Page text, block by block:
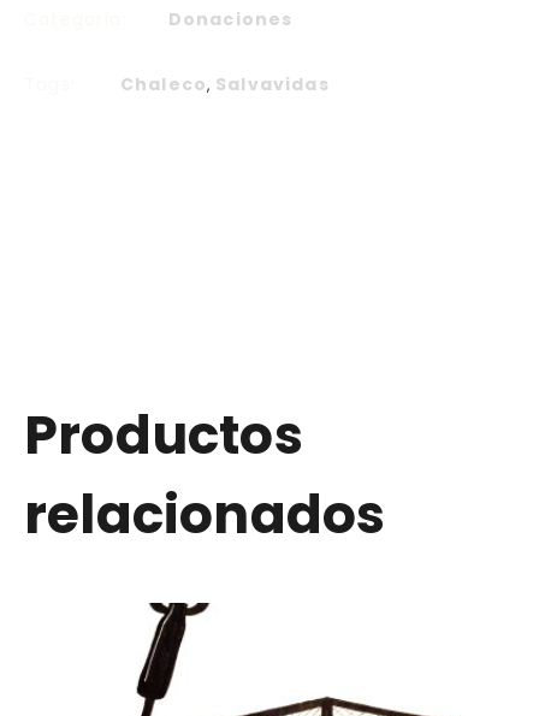
Donaciones
Chaleco, Salvavidas
Productos
relacionados